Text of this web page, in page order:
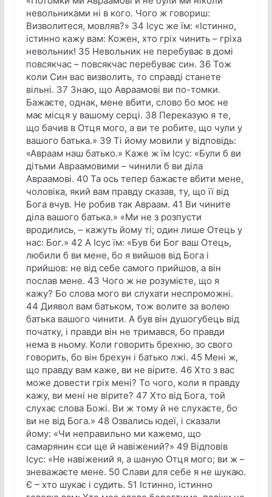
невольниками ні в кого. Чого ж говориш:
Визволитеся, мовляв?» 34 Ісус же їм: «Істинно,
істинно кажу вам: Кожен, хто гріх чинить – гріха
невольник! 35 Невольник не перебуває в домі
повсякчас – повсякчас перебуває син. 36 Тож
коли Син вас визволить, то справді станете
вільні. 37 Знаю, що Авраамові ви по-томки.
Бажаєте, однак, мене вбити, слово бо моє не
має місця у вашому серці. 38 Переказую я те,
що бачив в Отця мого, а ви те робите, що чули у
вашого батька.» 39 Ті йому мовили у відповідь:
«Авраам наш батько.» Каже ж їм Ісус: «Були б ви
дітьми Авраамовими – чинили б ви діла
Авраамові. 40 Та ось тепер бажаєте вбити мене,
чоловіка, який вам правду сказав, ту, що її від
Бога вчув. Не робив так Авраам. 41 Ви чините
діла вашого батька.» «Ми не з розпусти
вродились, – кажуть йому ті; один лише Отець у
нас: Бог.» 42 А Ісус їм: «Був би Бог ваш Отець,
любили б ви мене, бо я вийшов від Бога і
прийшов: не від себе самого прийшов, а він
послав мене. 43 Чого ж не розумієте, що я
кажу? Бо слова мого ви слухати неспроможні.
44 Диявол вам батьком, тож волите за волею
батька вашого чинити. А був він душогубець від
початку, і правди він не тримався, бо правди
нема в ньому. Коли говорить брехню, зо свого
говорить, бо він брехун і батько лжі. 45 Мені ж,
що правду вам каже, ви не вірите. 46 Хто з вас
може довести гріх мені? То чого, коли я правду
кажу, ви мені не вірите? 47 Хто від Бога, той
слухає слова Божі. Ви ж тому й не слухаєте, бо
ви не від Бога.» 48 Озвались юдеї, і сказали
йому: «Чи неправильно ми кажемо, що
самарянин єси ще й навіжений?» 49 Відповів
Ісус: «Не навіжений я, а шаную Отця мого; ви ж –
зневажаєте мене. 50 Слави для себе я не шукаю.
Є – хто шукає і судить. 51 Істинно, істинно